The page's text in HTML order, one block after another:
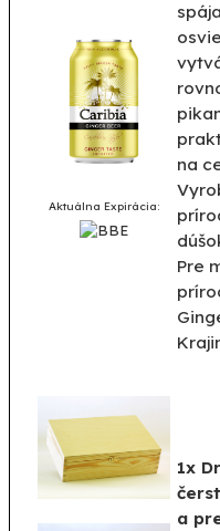
Aktuálna Expirácia:
na
Pre
1x
a